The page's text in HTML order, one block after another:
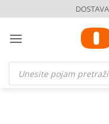
to
content
Products
search